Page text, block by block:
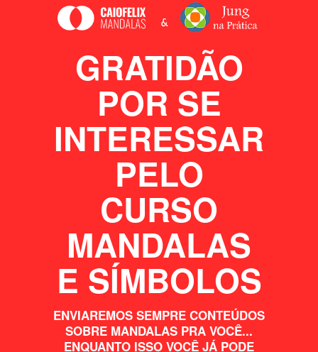
GRATIDÃO
POR SE
INTERESSAR
PELO
CURSO
MANDALAS
E SÍMBOLOS
ENVIAREMOS SEMPRE CONTEÚDOS
SOBRE MANDALAS PRA VOCÊ...
ENQUANTO ISSO VOCÊ JÁ PODE